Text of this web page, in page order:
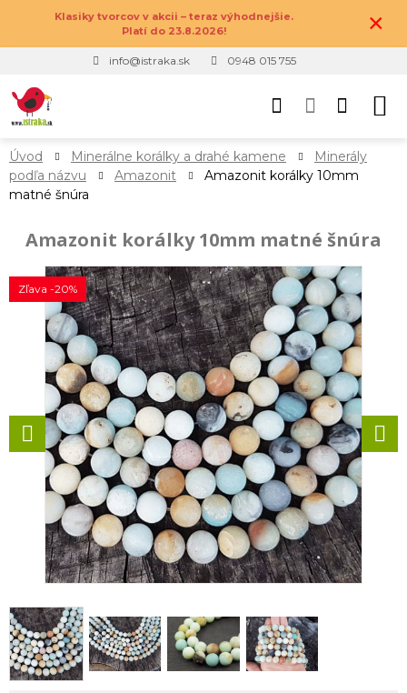
Klasiky tvorcov v akcii – teraz výhodnejšie.
Platí do 23.8.2026!
×
info@istraka.sk 0948 015 755
Úvod Minerálne korálky a drahé kamene
Minerály
podľa názvu
Amazonit
Amazonit korálky 10mm
matné šnúra
Amazonit korálky 10mm matné šnúra
Zľava -20%